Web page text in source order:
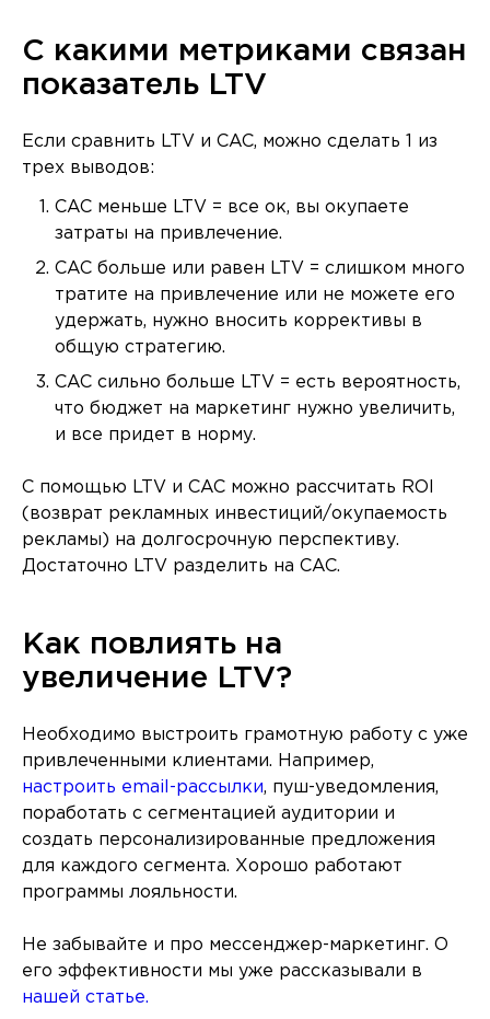
С какими метриками связан
показатель LTV
Если сравнить LTV и CAC, можно сделать 1 из
трех выводов:
CAC меньше LTV = все ок, вы окупаете
затраты на привлечение.
CAC больше или равен LTV = слишком много
тратите на привлечение или не можете его
удержать, нужно вносить коррективы в
общую стратегию.
CAC сильно больше LTV = есть вероятность,
что бюджет на маркетинг нужно увеличить,
и все придет в норму.
С помощью LTV и CAC можно рассчитать ROI
(возврат рекламных инвестиций/окупаемость
рекламы) на долгосрочную перспективу.
Достаточно LTV разделить на CAC.
Как повлиять на
увеличение LTV?
Необходимо выстроить грамотную работу с уже
привлеченными клиентами. Например,
настроить email-рассылки, пуш-уведомления,
поработать с сегментацией аудитории и
создать персонализированные предложения
для каждого сегмента. Хорошо работают
программы лояльности.
Не забывайте и про мессенджер-маркетинг. О
его эффективности мы уже рассказывали в
нашей статье.